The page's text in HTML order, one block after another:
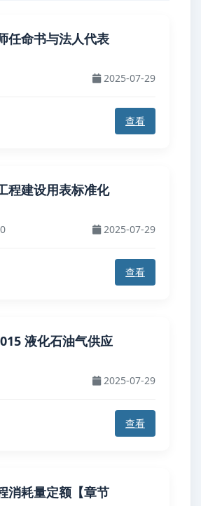
任命书与法人代表
2025-07-29
查看
程建设用表标准化
2025-07-29
查看
液化石油气供应
2025-07-29
查看
消耗量定额【章节